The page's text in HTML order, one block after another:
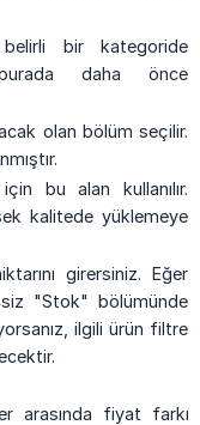
bir kategoride
burada daha önce
olan bölüm seçilir.
bu alan kullanılır.
kalitede yüklemeye
girersiniz. Eğer
"Stok" bölümünde
ilgili ürün filtre
arasında fiyat farkı